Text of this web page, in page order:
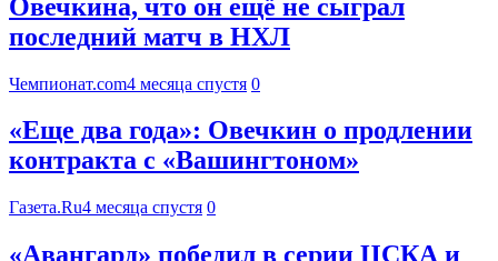
Овечкина, что он ещё не сыграл
последний матч в НХЛ
Чемпионат.com4 месяца спустя 0
«Еще два года»: Овечкин о продлении
контракта с «Вашингтоном»
Газета.Ru4 месяца спустя 0
«Авангард» победил в серии ЦСКА и